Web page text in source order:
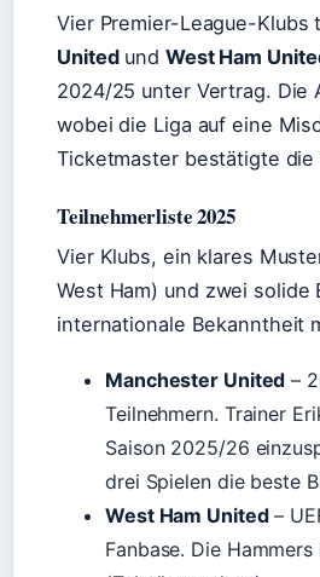
Vier Premier-League-
Unitedund West Ham
2024/25 unter Vertrag. Die
wobei die Liga auf eine
Ticketmaster bestätigte die
Teilnehmerliste 2025
Vier Klubs, ein klares
West Ham) und zwei
internationale Bekanntheit
Manchester United –
Teilnehmern. Trainer
Saison 2025/26
drei Spielen die beste
West Ham United–
Fanbase. Die